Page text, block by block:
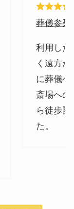
葬儀参列
利用した
く遠方
に葬儀へ
斎場への
ら徒歩
た。